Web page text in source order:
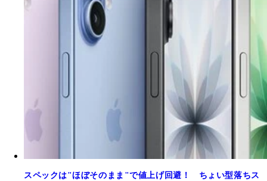
スペックは"ほぼそのまま"で値上げ回避！ ちょい型落ちス